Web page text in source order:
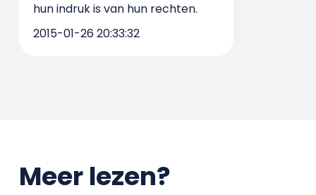
hun indruk is van hun rechten.
2015-01-26 20:33:32
Meer lezen?